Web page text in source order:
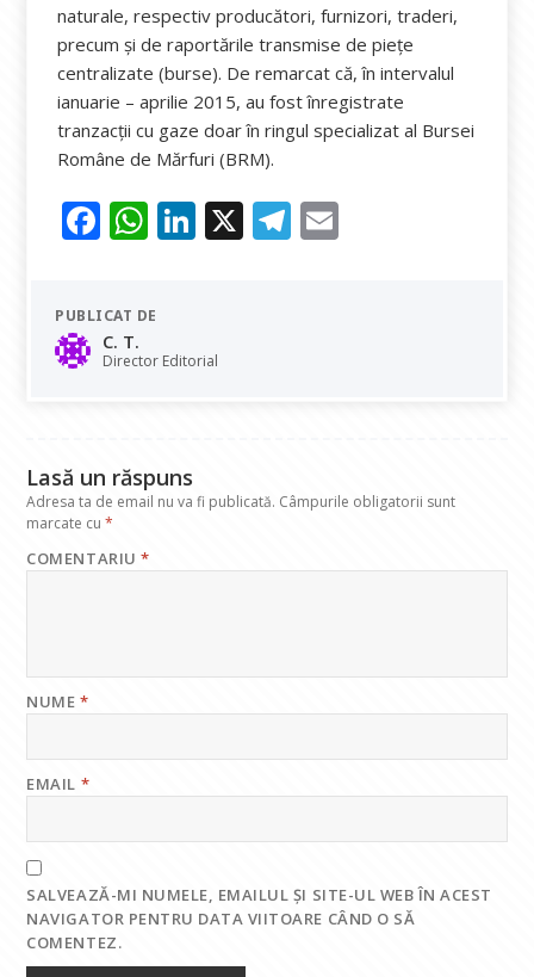
naturale, respectiv producători, furnizori, traderi,
precum și de raportările transmise de piețe
centralizate (burse). De remarcat că, în intervalul
ianuarie – aprilie 2015, au fost înregistrate
tranzacții cu gaze doar în ringul specializat al Bursei
Române de Mărfuri (BRM).
F
e
b
o
W
at
s
A
Li
dI
X T
PUBLICAT DE
C. T.
Director Editorial
Lasă un răspuns
Adresa ta de email nu va fi publicată. Câmpurile obligatorii sunt
marcate cu*
COMENTARIU*
NUME*
EMAIL *
SALVEAZĂ-MI NUMELE, EMAILUL ȘI SITE-UL WEB ÎN ACEST
NAVIGATOR PENTRU DATA VIITOARE CÂND O SĂ
COMENTEZ.